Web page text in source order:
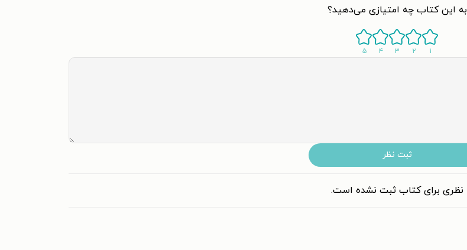
به این کتاب چه امتیازی می‌دهید؟
۱ ۲ ۳ ۴ ۵
ثبت نظر
نظری برای کتاب ثبت نشده است.